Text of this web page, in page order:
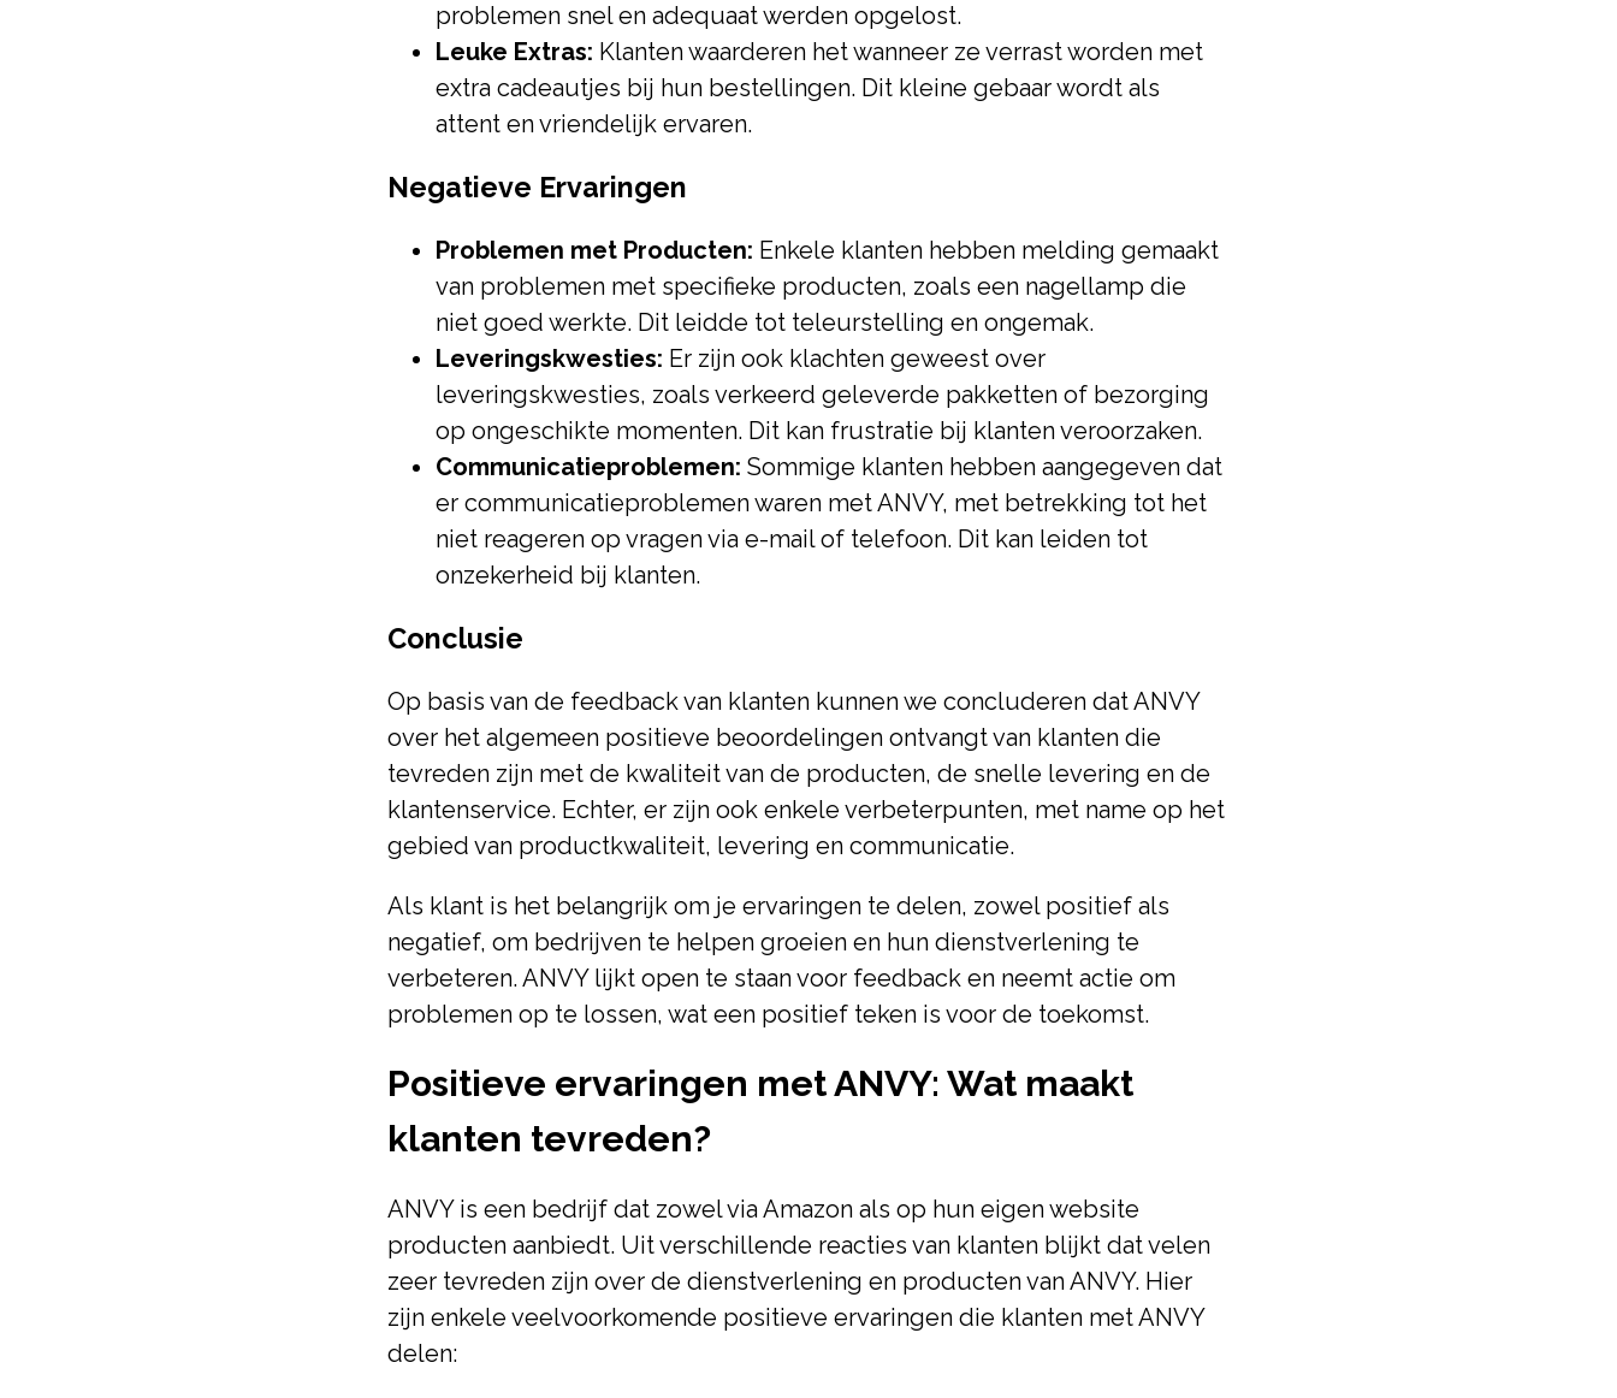
problemen snel en adequaat werden opgelost.
Leuke Extras: Klanten waarderen het wanneer ze verrast worden met
extra cadeautjes bij hun bestellingen. Dit kleine gebaar wordt als
attent en vriendelijk ervaren.
Negatieve Ervaringen
Problemen met Producten: Enkele klanten hebben melding gemaakt
van problemen met specifieke producten, zoals een nagellamp die
niet goed werkte. Dit leidde tot teleurstelling en ongemak.
Leveringskwesties: Er zijn ook klachten geweest over
leveringskwesties, zoals verkeerd geleverde pakketten of bezorging
op ongeschikte momenten. Dit kan frustratie bij klanten veroorzaken.
Communicatieproblemen: Sommige klanten hebben aangegeven dat
er communicatieproblemen waren met ANVY, met betrekking tot het
niet reageren op vragen via e-mail of telefoon. Dit kan leiden tot
onzekerheid bij klanten.
Conclusie
Op basis van de feedback van klanten kunnen we concluderen dat ANVY
over het algemeen positieve beoordelingen ontvangt van klanten die
tevreden zijn met de kwaliteit van de producten, de snelle levering en de
klantenservice. Echter, er zijn ook enkele verbeterpunten, met name op het
gebied van productkwaliteit, levering en communicatie.
Als klant is het belangrijk om je ervaringen te delen, zowel positief als
negatief, om bedrijven te helpen groeien en hun dienstverlening te
verbeteren. ANVY lijkt open te staan voor feedback en neemt actie om
problemen op te lossen, wat een positief teken is voor de toekomst.
Positieve ervaringen met ANVY: Wat maakt
klanten tevreden?
ANVY is een bedrijf dat zowel via Amazon als op hun eigen website
producten aanbiedt. Uit verschillende reacties van klanten blijkt dat velen
zeer tevreden zijn over de dienstverlening en producten van ANVY. Hier
zijn enkele veelvoorkomende positieve ervaringen die klanten met ANVY
delen: